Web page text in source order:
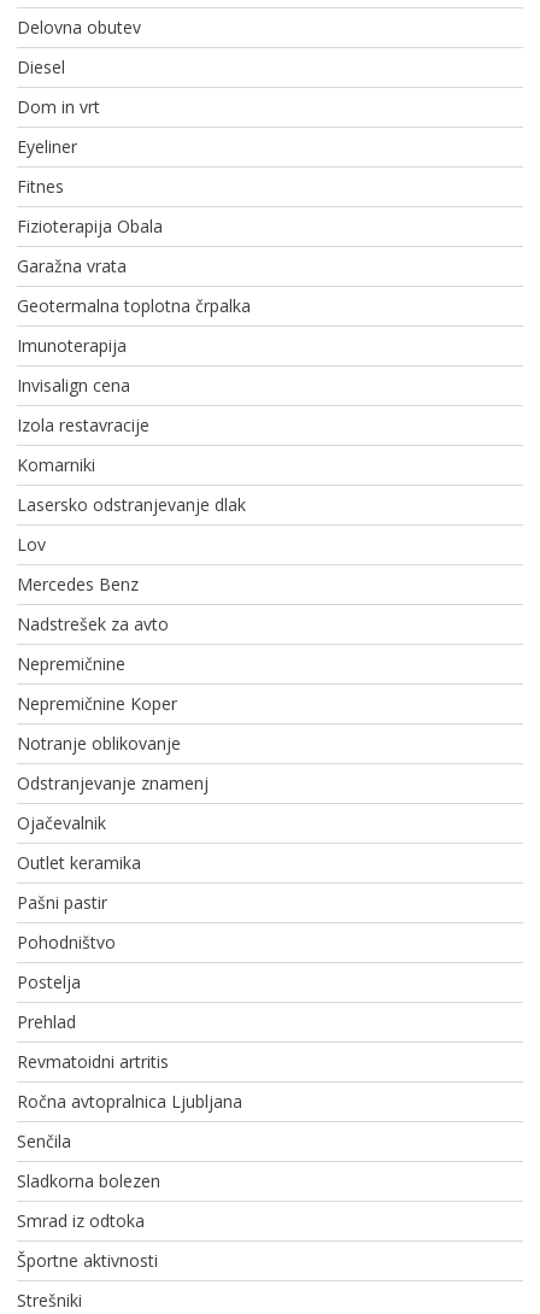
Delovna obutev
Diesel
Dom in vrt
Eyeliner
Fitnes
Fizioterapija Obala
Garažna vrata
Geotermalna toplotna črpalka
Imunoterapija
Invisalign cena
Izola restavracije
Komarniki
Lasersko odstranjevanje dlak
Lov
Mercedes Benz
Nadstrešek za avto
Nepremičnine
Nepremičnine Koper
Notranje oblikovanje
Odstranjevanje znamenj
Ojačevalnik
Outlet keramika
Pašni pastir
Pohodništvo
Postelja
Prehlad
Revmatoidni artritis
Ročna avtopralnica Ljubljana
Senčila
Sladkorna bolezen
Smrad iz odtoka
Športne aktivnosti
Strešniki